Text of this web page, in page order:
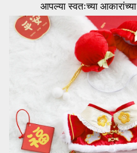
आपल्या स्वतःच्या